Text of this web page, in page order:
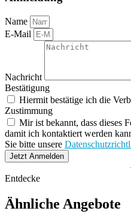
Name
E-Mail
Nachricht
Bestätigung
Hiermit bestätige ich die
Zustimmung
Mir ist bekannt, dass dieses
damit ich kontaktiert werden
Sie bitte unsere
Jetzt Anmelden
Entdecke
Ähnliche Angebote